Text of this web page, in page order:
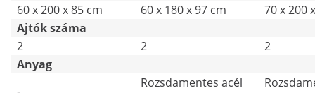
60 x 200 x 85 cm
60 x 180 x 97 cm
70 x 200
Ajtók száma
2
2
2
Anyag
-
Rozsdamentes acél